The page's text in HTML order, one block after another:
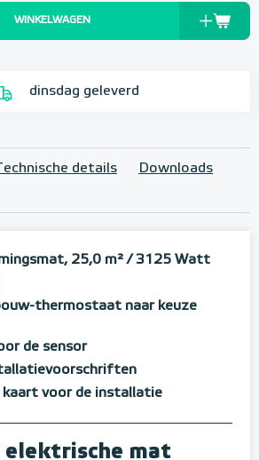
WINKELWAGEN
dinsdag geleverd
details Downloads
25,0 m²/ 3125 Watt
thermostaat naar keuze
de sensor
kaart voor de installatie
elektrische mat